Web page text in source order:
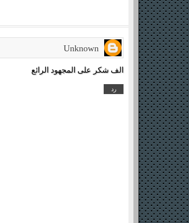
Unknown
الف شكر على المجهود الرائع
رد